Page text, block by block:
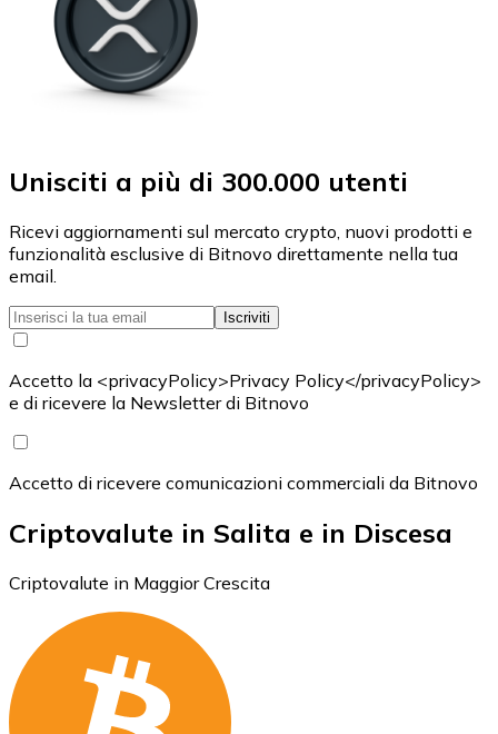
Unisciti a più di 300.000 utenti
Ricevi aggiornamenti sul mercato crypto, nuovi prodotti e
funzionalità esclusive di Bitnovo direttamente nella tua
email.
Iscriviti
Accetto la <privacyPolicy>Privacy Policy</privacyPolicy>
e di ricevere la Newsletter di Bitnovo
Accetto di ricevere comunicazioni commerciali da Bitnovo
Criptovalute in Salita e in Discesa
Criptovalute in Maggior Crescita